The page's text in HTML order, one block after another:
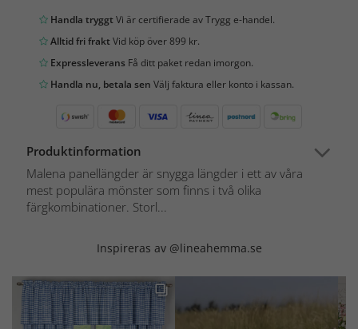
Handla tryggtVi är certifierade av Trygg e-handel.
Alltid fri fraktVid köp över 899 kr.
Expressleverans Få ditt paket redan imorgon.
Handla nu, betala sen Välj faktura eller konto i kassan.
Produktinformation
Malena panellängder är snygga längder i ett av våra
mest populära mönster som finns i två olika
färgkombinationer. Storl...
Inspireras av @lineahemma.se